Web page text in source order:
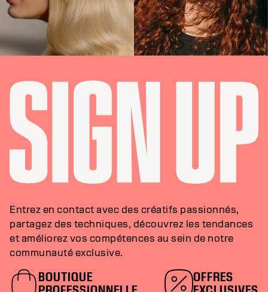
Entrez en contact avec des créatifs passionnés,
partagez des techniques, découvrez les tendances
et améliorez vos compétences au sein de notre
communauté exclusive.
BOUTIQUE
OFFRES